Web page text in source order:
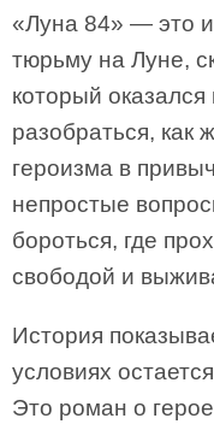
«Луна 84» — это
тюрьму на Луне,
который
разобраться, как
героизма в
непростые
бороться, где
свободой и
История
условиях
Это роман о